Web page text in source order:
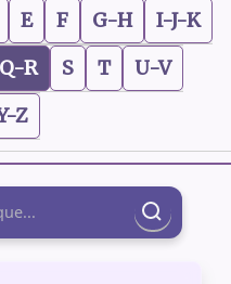
E F G-H
I-J-K
Q-R S T
U-V
Z